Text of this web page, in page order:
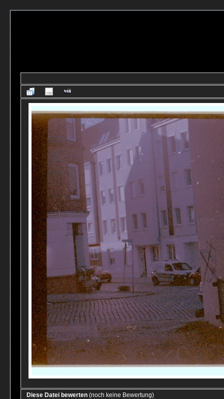
Diese Datei bewerten (noch keine Bewertung)